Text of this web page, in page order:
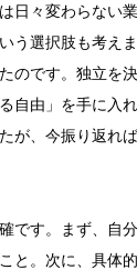
日々変わらない
う選択肢も考え
のです。独立を
自由」を手に入
が、今振り返れ
です。まず、自
と。次に、具体